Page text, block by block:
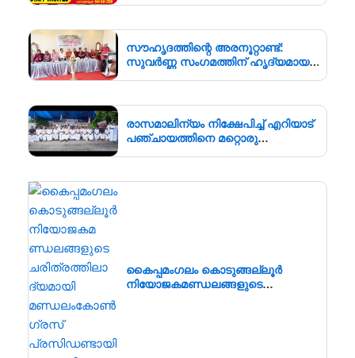
സൗഹൃദത്തിന്റെ അരനൂറ്റാണ്ട്:
സുവർണ്ണ സംഗമത്തിന് ഹൃദ്യമായ
രാസമാലിന്യം നിക്ഷേപിച്ച് എറിയാട്
പഞ്ചായത്തിനെ മറ്റൊരു
പ്രതാപൻ
കൈപ്പമംഗലം കൊടുങ്ങല്ലൂർ
നിയോജകമണ്ഡലങ്ങളുടെ